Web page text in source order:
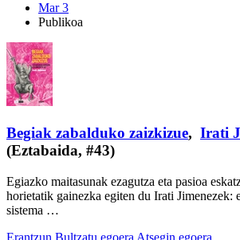
Mar 3
Publikoa
Begiak zabalduko zaizkizue, Irati
(Eztabaida, #43)
Egiazko maitasunak ezagutza eta pasioa
horietatik gainezka egiten du Irati Jimenezek:
sistema …
Erantzun Bultzatu egoera Atsegin egoera